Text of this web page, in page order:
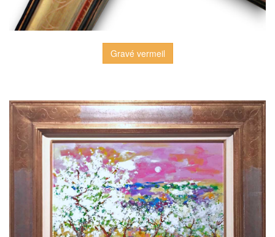
Gravé vermeil